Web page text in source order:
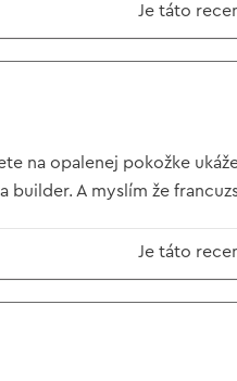
Je táto
na opalenej pokožke
A myslím že
Je táto